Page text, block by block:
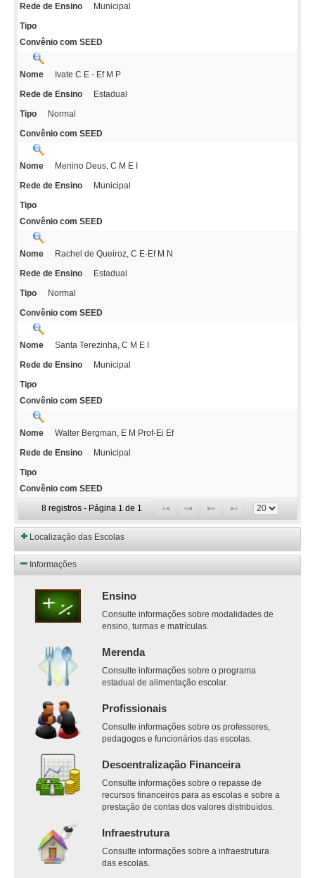
Rede de Ensino Municipal
Tipo
Convênio com SEED
Nome Ivate C E - Ef M P
Rede de Ensino Estadual
Tipo Normal
Convênio com SEED
Nome Menino Deus, C M E I
Rede de Ensino Municipal
Tipo
Convênio com SEED
Nome Rachel de Queiroz, C E-Ef M N
Rede de Ensino Estadual
Tipo Normal
Convênio com SEED
Nome Santa Terezinha, C M E I
Rede de Ensino Municipal
Tipo
Convênio com SEED
Nome Walter Bergman, E M Prof-Ei Ef
Rede de Ensino Municipal
Tipo
Convênio com SEED
8 registros - Página 1 de 1
Localização das Escolas
Informações
Ensino
Consulte informações sobre modalidades de
ensino, turmas e matrículas.
Merenda
Consulte informações sobre o programa
estadual de alimentação escolar.
Profissionais
Consulte informações sobre os professores,
pedagogos e funcionários das escolas.
Descentralização Financeira
Consulte informações sobre o repasse de
recursos financeiros para as escolas e sobre a
prestação de contas dos valores distribuídos.
Infraestrutura
Consulte informações sobre a infraestrutura
das escolas.